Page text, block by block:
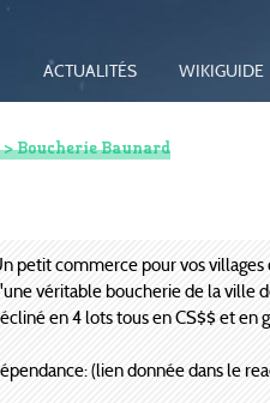
ACTUALITÉS WIKIGUIDE
> Boucherie Baunard
petit commerce pour vos
véritable boucherie de la ville
en 4 lots tous en CS$$ et en
(lien donnée dans le